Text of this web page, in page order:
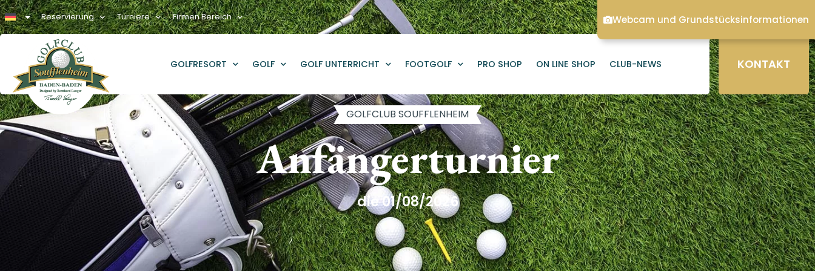
Reservierung Turniere Firmen Bereich
GOLFRESORT GOLF GOLF UNTERRICHT FOOTGOLF PRO SHOP ON LINE SHOP CLUB-NEWS KONTAKT
GOLFCLUB SOUFFLENHEIM
Anfängerturnier
die 01/08/2026
Webcam und Grundstücksinformationen